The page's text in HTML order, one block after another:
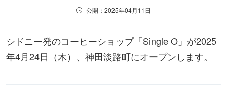
公開：2025年04月11日
シドニー発のコーヒーショップ「Single O」が2025
年4月24日（木）、神田淡路町にオープンします。